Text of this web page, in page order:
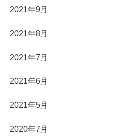
2021年9月
2021年8月
2021年7月
2021年6月
2021年5月
2020年7月